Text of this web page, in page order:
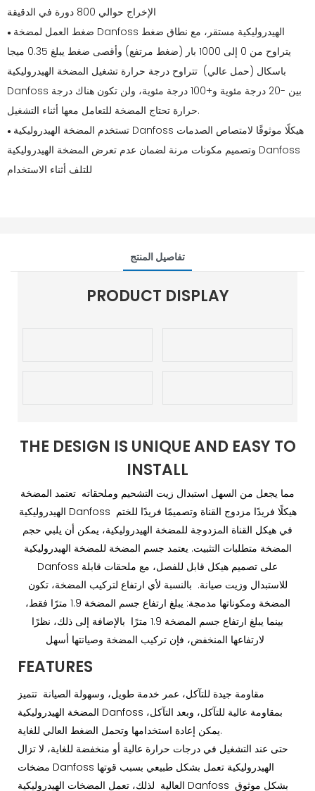
● ضغط العمل لمضخة Danfoss الهيدروليكية مستقر، مع نطاق ضغط
يتراوح من 0 إلى 1000 بار (ضغط مرتفع) وأقصى ضغط يبلغ 0.35 ميجا
باسكال (حمل عالي) تتراوح درجة حرارة تشغيل المضخة الهيدروليكية
Danfoss بين -20 درجة مئوية و+100 درجة مئوية، ولن تكون هناك درجة
حرارة تحتاج المضخة للتعامل معها أثناء التشغيل.
● تستخدم المضخة الهيدروليكية Danfoss هيكلًا موثوقًا لامتصاص الصدمات
وتصميم مكونات مرنة لضمان عدم تعرض المضخة الهيدروليكية Danfoss
تفاصيل المنتج
PRODUCT DISPLAY
THE DESIGN IS UNIQUE AND EASY TO
INSTALL
مما يجعل من السهل استبدال زيت التشحيم وملحقاته تعتمد المضخة
الهيدروليكية Danfoss هيكلًا فريدًا مزدوج القناة وتصميمًا فريدًا للختم
في هيكل القناة المزدوجة للمضخة الهيدروليكية، يمكن أن يلبي حجم
المضخة متطلبات التثبيت. يعتمد جسم المضخة للمضخة الهيدروليكية
Danfoss على تصميم هيكل قابل للفصل، مع ملحقات قابلة
للاستبدال وزيت صيانة. بالنسبة لأي ارتفاع لتركيب المضخة، تكون
المضخة ومكوناتها مدمجة: يبلغ ارتفاع جسم المضخة 1.9 مترًا فقط،
بينما يبلغ ارتفاع جسم المضخة 1.9 مترًا بالإضافة إلى ذلك، نظرًا
FEATURES
مقاومة جيدة للتآكل، عمر خدمة طويل، وسهولة الصيانة تتميز
المضخة الهيدروليكية Danfoss بمقاومة عالية للتآكل، وبعد التآكل،
يمكن إعادة استخدامها وتحمل الضغط العالي للغاية.
حتى عند التشغيل في درجات حرارة عالية أو منخفضة للغاية، لا تزال
مضخات Danfoss الهيدروليكية تعمل بشكل طبيعي بسبب قوتها
العالية لذلك، تعمل المضخات الهيدروليكية Danfoss بشكل موثوق